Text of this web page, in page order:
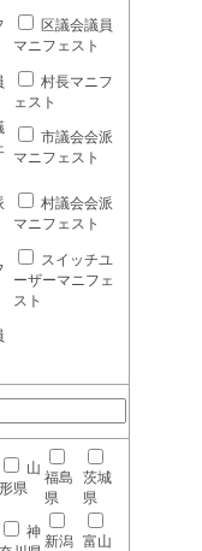
区議会議員
マニフェスト
村長マニフ
ェスト
市議会会派
マニフェスト
村議会会派
マニフェスト
スイッチユ
ーザーマニフェ
スト
山
形県
福島
県
茨城
県
神
新潟 富山